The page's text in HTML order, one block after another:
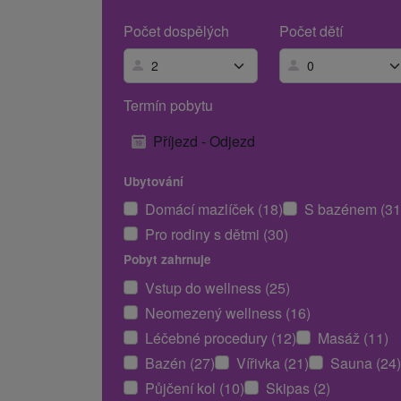
Počet dospělých
Počet dětí
Termín pobytu
Příjezd - Odjezd
Ubytování
Domácí mazlíček (18)
S bazénem
Pro rodiny s dětmi (30)
Pobyt zahrnuje
Vstup do wellness (25)
Neomezený wellness (16)
Léčebné procedury (12)
Masáž (11)
Bazén (27)
Vířivka (21)
Sauna (24)
Půjčení kol (10)
Skipas (2)